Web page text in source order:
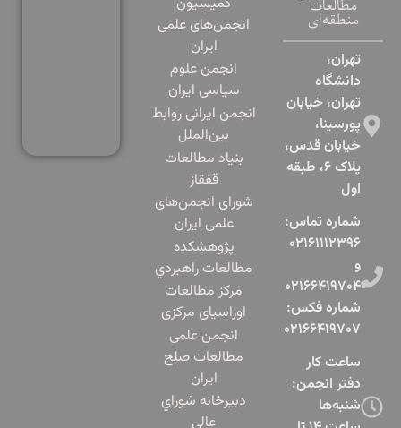
مطالعات
منطقه‌ای
تهران،
دانشگاه
تهران، خیابان
پورسینا،
خیابان قدس،
پلاک ۶، طبقه
اول​
شماره تماس:
۰۲۱۶۱۱۱۲۳۹۶
و
۰۲۱۶۶۴۱۹۷۰۴
شماره فکس:
۰۲۱۶۶۴۱۹۷۰۷
ساعت کار
دفتر انجمن:
شنبه‌ها
انجمن‌های علمی
ایران
انجمن علوم
سیاسی ایران
انجمن ایرانی روابط
بین‌الملل
بنياد مطالعات
قفقاز
شورای انجمن‌های
علمی ایران
پژوهشكده
مطالعات راهبردي
مرکز مطالعات
اوراسیای مرکزی
انجمن علمی
مطالعات صلح
ایران
دبيرخانه شوراي
عالي